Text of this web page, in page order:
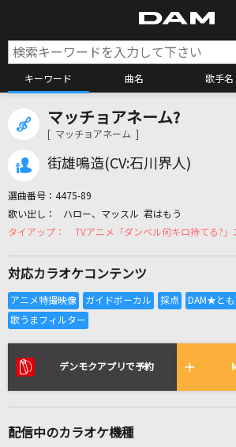
キーワード 曲名 歌手名
カラオケ検索
カラオケ店舗検索
カラオケリクエスト
リアルタイムで歌われている曲
[生音]絆ノ奇跡
MY FIRST STORY
マッチョアネーム?
[ マッチョアネーム ]
街雄鳴造(CV:石川界人)
選曲番号： 4475-89
ハロー、マッスル 君はもう
TVアニメ「ダンベル何キロ持てる?」
対応カラオケコンテンツ
デンモクアプリで予約
配信中のカラオケ機種